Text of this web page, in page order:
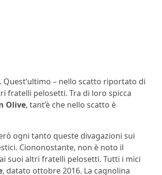
Quest’ultimo – nello scatto riportato di
fratelli pelosetti. Tra di loro spicca
Olive, tant’è che nello scatto è
ogni tanto queste divagazioni sui
Ciononostante, non è noto il
suoi altri fratelli pelosetti. Tutti i mici
, datato ottobre 2016. La cagnolina